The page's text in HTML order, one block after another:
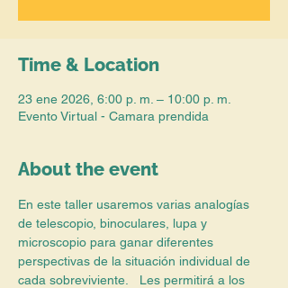
Time & Location
23 ene 2026, 6:00 p. m. – 10:00 p. m.
Evento Virtual - Camara prendida
About the event
En este taller usaremos varias analogías
de telescopio, binoculares, lupa y
microscopio para ganar diferentes
perspectivas de la situación individual de
cada sobreviviente.   Les permitirá a los